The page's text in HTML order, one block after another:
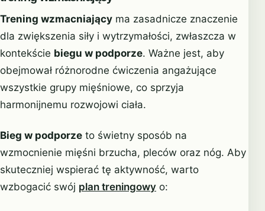
Trening wzmacniający ma zasadnicze znaczenie
dla zwiększenia siły i wytrzymałości, zwłaszcza w
kontekście biegu w podporze. Ważne jest, aby
obejmował różnorodne ćwiczenia angażujące
wszystkie grupy mięśniowe, co sprzyja
harmonijnemu rozwojowi ciała.
Bieg w podporze to świetny sposób na
wzmocnienie mięśni brzucha, pleców oraz nóg. Aby
skuteczniej wspierać tę aktywność, warto
wzbogacić swój plan treningowy o: